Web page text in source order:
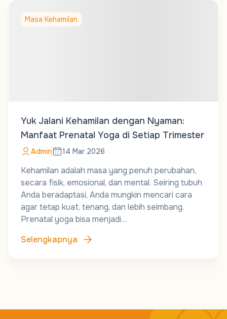
Masa Kehamilan
Yuk Jalani Kehamilan dengan Nyaman:
Manfaat Prenatal Yoga di Setiap Trimester
Admin 14 Mar 2026
Kehamilan adalah masa yang penuh perubahan,
secara fisik, emosional, dan mental. Seiring tubuh
Anda beradaptasi, Anda mungkin mencari cara
agar tetap kuat, tenang, dan lebih seimbang.
Prenatal yoga bisa menjadi…
Selengkapnya